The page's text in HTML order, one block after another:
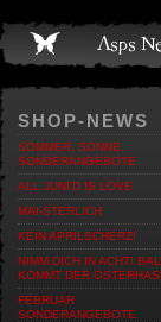
Live und Termine
SHOP-NEWS
SOMMER, SONNE,
SONDERANGEBOTE
ALL JUNI'D IS LOVE
MAI-STERLICH
KEIN APRILSCHERZ!
NIMM DICH IN ACHT!
KOMMT DER
FEBRUAR
SONDERANGEBOTE